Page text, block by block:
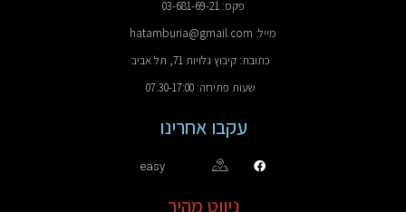
פקס: 03-681-69-21
מייל: hatamburia@gmail.com
כתובת: קיבוץ גלויות 71, תל אביב
שעות פתיחה: 07:30-17:00
עקבו אחרינו
easy
ניווט מהיר